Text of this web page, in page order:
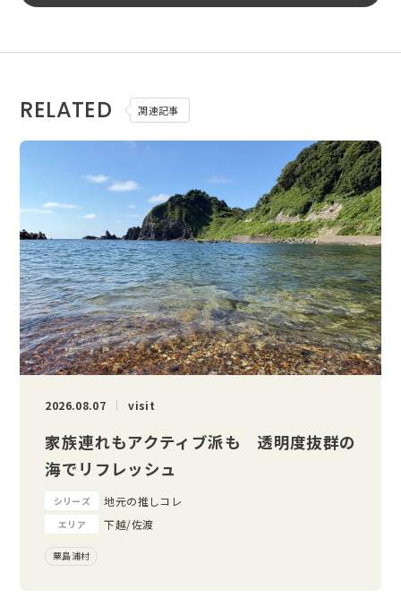
RELATED 関連記事
2026.08.07 visit
家族連れもアクティブ派も 透明度抜群の
海でリフレッシュ
シリーズ 地元の推しコレ
エリア 下越/佐渡
粟島浦村